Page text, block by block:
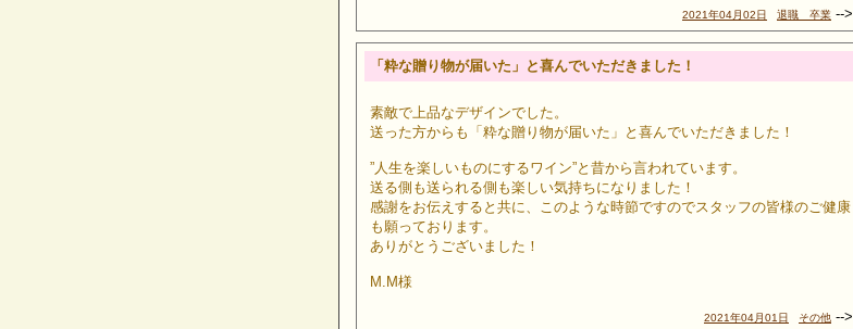
2021年04月02日 退職 卒業 -->
「粋な贈り物が届いた」と喜んでいただきました！
素敵で上品なデザインでした。
送った方からも「粋な贈り物が届いた」と喜んでいただきました！
”人生を楽しいものにするワイン”と昔から言われています。
送る側も送られる側も楽しい気持ちになりました！
感謝をお伝えすると共に、このような時節ですのでスタッフの皆様のご健康
も願っております。
ありがとうございました！
M.M様
2021年04月01日 その他 -->